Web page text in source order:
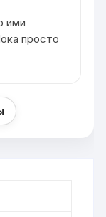
ими
просто